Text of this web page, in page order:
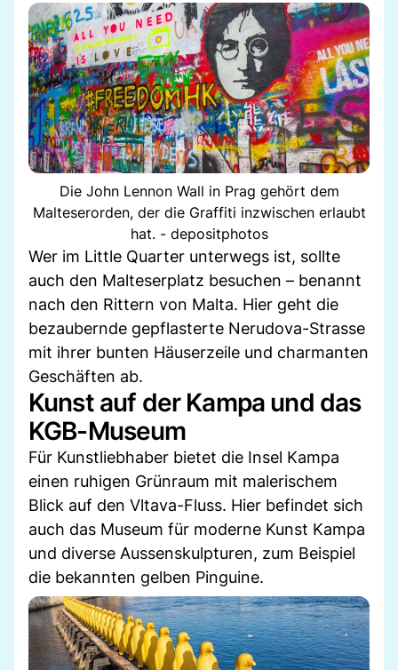
Die John Lennon Wall in Prag gehört dem
Malteserorden, der die Graffiti inzwischen erlaubt
hat. - depositphotos
Wer im Little Quarter unterwegs ist, sollte
auch den Malteserplatz besuchen – benannt
nach den Rittern von Malta. Hier geht die
bezaubernde gepflasterte Nerudova-Strasse
mit ihrer bunten Häuserzeile und charmanten
Geschäften ab.
Kunst auf der Kampa und das
KGB-Museum
Für Kunstliebhaber bietet die Insel Kampa
einen ruhigen Grünraum mit malerischem
Blick auf den Vltava-Fluss. Hier befindet sich
auch das Museum für moderne Kunst Kampa
und diverse Aussenskulpturen, zum Beispiel
die bekannten gelben Pinguine.